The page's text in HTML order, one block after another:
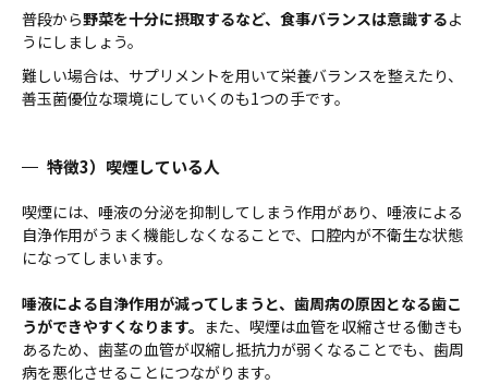
普段から野菜を十分に摂取するなど、食事バランスは意識するよ
うにしましょう。
難しい場合は、サプリメントを用いて栄養バランスを整えたり、
善玉菌優位な環境にしていくのも1つの手です。
特徴3）喫煙している人
喫煙には、唾液の分泌を抑制してしまう作用があり、唾液による
自浄作用がうまく機能しなくなることで、口腔内が不衛生な状態
になってしまいます。
唾液による自浄作用が減ってしまうと、歯周病の原因となる歯こ
うができやすくなります。 また、喫煙は血管を収縮させる働きも
あるため、歯茎の血管が収縮し抵抗力が弱くなることでも、歯周
病を悪化させることにつながります。